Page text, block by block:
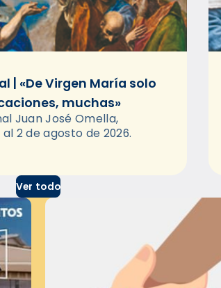
| «De Virgen María solo
muchas»
Juan José Omella,
2 de agosto de 2026.
Ver todo